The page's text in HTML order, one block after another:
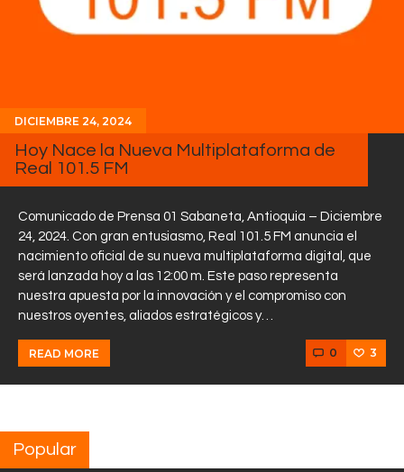
Contactos
DICIEMBRE 24, 2024
Hoy Nace la Nueva Multiplataforma de
Real 101.5 FM
Comunicado de Prensa 01 Sabaneta, Antioquia – Diciembre
24, 2024. Con gran entusiasmo, Real 101.5 FM anuncia el
nacimiento oficial de su nueva multiplataforma digital, que
será lanzada hoy a las 12:00 m. Este paso representa
nuestra apuesta por la innovación y el compromiso con
nuestros oyentes, aliados estratégicos y…
READ MORE 0 3
Popular